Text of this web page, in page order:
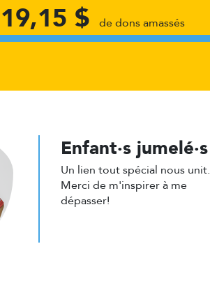
$ de dons amassés
Enfant·s jumelé·s
Un lien tout spécial nous unit.
Merci de m'inspirer à me
dépasser!